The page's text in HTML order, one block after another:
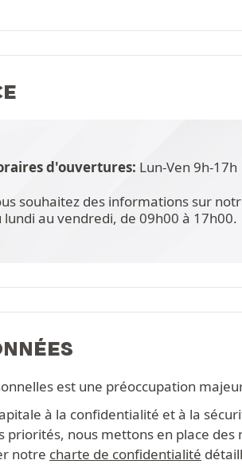
d'ouvertures: Lun-Ven 9h-17h
souhaitez des informations sur
lundi au vendredi, de 09h00 à 17h00.
est une préoccupation
à la confidentialité et à la
priorités, nous mettons en place
notre charte de confidentialité